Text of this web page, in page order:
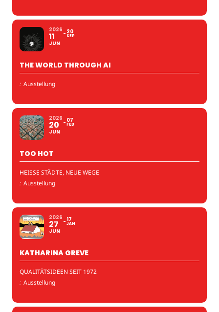
2026
11
JUN
20
SEP
THE WORLD THROUGH AI
: Ausstellung
2026
20
JUN
07
FEB
TOO HOT
HEISSE STÄDTE, NEUE WEGE
: Ausstellung
2026
27
JUN
17
JAN
KATHARINA GREVE
QUALITÄTSIDEEN SEIT 1972
: Ausstellung